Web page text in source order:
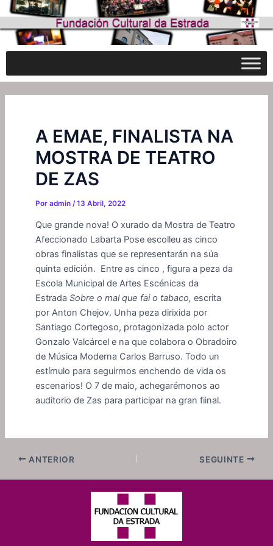
contido
A EMAE, FINALISTA NA
MOSTRA DE TEATRO
DE ZAS
Por admin /13 Abril, 2022
Que grande nova! O xurado da Mostra de Teatro
Afeccionado Labarta Pose escolleu as cinco
obras finalistas que se representarán na súa
quinta edición. Entre as cinco , figura a peza da
Escola Municipal de Artes Escénicas da
Estrada Sobre o mal que fai o tabaco, escrita
por Anton Chejov. Unha peza dirixida por
Santiago Cortegoso, protagonizada polo actor
Gonzalo Valcárcel e na que colabora o Obradoiro
de Música Moderna Carlos Barruso. Todo un
estímulo para seguirmos enchendo de vida os
escenarios! O 7 de maio, achegarémonos ao
auditorio de Zas para participar na gran fiinal.
Navegación
entradas
ANTERIOR SEGUINTE